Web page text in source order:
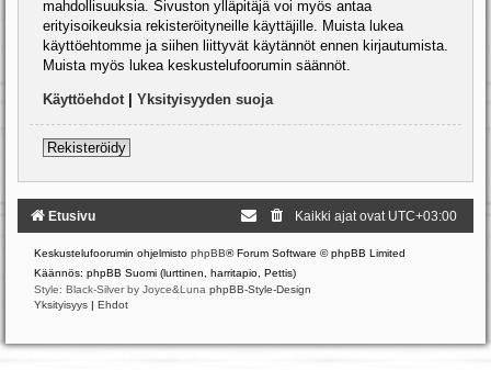
mahdollisuuksia. Sivuston ylläpitäjä voi myös antaa
erityisoikeuksia rekisteröityneille käyttäjille. Muista lukea
käyttöehtomme ja siihen liittyvät käytännöt ennen kirjautumista.
Muista myös lukea keskustelufoorumin säännöt.
Käyttöehdot Yksityisyyden suoja
Rekisteröidy
Etusivu Kaikki ajat ovat UTC+03:00
Keskustelufoorumin ohjelmisto phpBB® Forum Software © phpBB Limited
Käännös: phpBB Suomi (lurttinen, harritapio, Pettis)
Style: Black-Silver by Joyce&Luna phpBB-Style-Design
Yksityisyys | Ehdot